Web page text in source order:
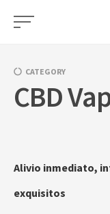
Skip
CATEGORY
CBD
Alivio inmediato,
exquisitos